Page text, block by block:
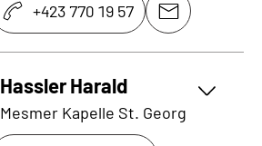
+423 770 19 57
Hassler Harald
Mesmer Kapelle St. Georg